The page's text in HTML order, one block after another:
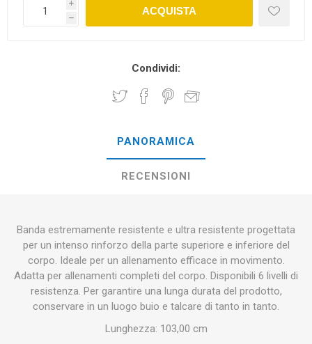
i
h
ACQUISTA
Condividi:
PANORAMICA
RECENSIONI
Banda estremamente resistente e ultra resistente progettata
per un intenso rinforzo della parte superiore e inferiore del
corpo. Ideale per un allenamento efficace in movimento.
Adatta per allenamenti completi del corpo. Disponibili 6 livelli di
resistenza. Per garantire una lunga durata del prodotto,
conservare in un luogo buio e talcare di tanto in tanto.
Lunghezza: 103,00 cm